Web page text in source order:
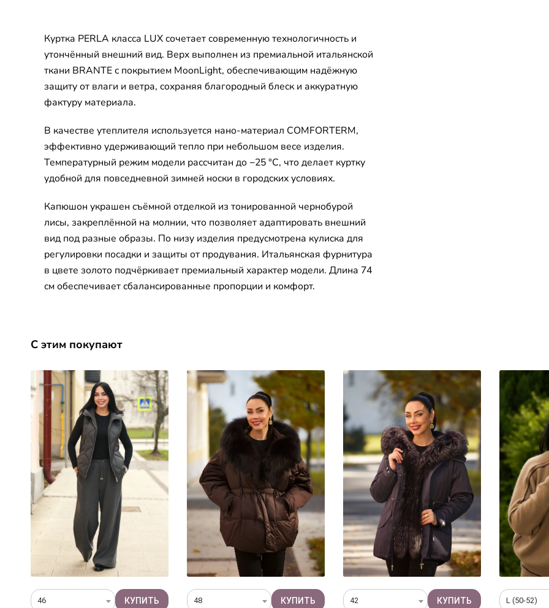
Куртка PERLA класса LUX сочетает современную технологичность и
утончённый внешний вид. Верх выполнен из премиальной итальянской
ткани BRANTE с покрытием MoonLight, обеспечивающим надёжную
защиту от влаги и ветра, сохраняя благородный блеск и аккуратную
фактуру материала.
В качестве утеплителя используется нано-материал COMFORTERM,
эффективно удерживающий тепло при небольшом весе изделия.
Температурный режим модели рассчитан до −25 °C, что делает куртку
удобной для повседневной зимней носки в городских условиях.
Капюшон украшен съёмной отделкой из тонированной чернобурой
лисы, закреплённой на молнии, что позволяет адаптировать внешний
вид под разные образы. По низу изделия предусмотрена кулиска для
регулировки посадки и защиты от продувания. Итальянская фурнитура
в цвете золото подчёркивает премиальный характер модели. Длина 74
см обеспечивает сбалансированные пропорции и комфорт.
С этим покупают
46 48 42 L (50-52)